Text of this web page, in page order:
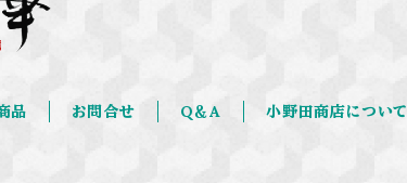
品 お問合せ Q＆A 小野田商店について